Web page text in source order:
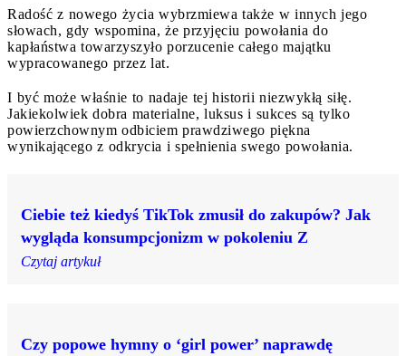
Radość z nowego życia wybrzmiewa także w innych jego
słowach, gdy wspomina, że przyjęciu powołania do
kapłaństwa towarzyszyło porzucenie całego majątku
wypracowanego przez lat.
I być może właśnie to nadaje tej historii niezwykłą siłę.
Jakiekolwiek dobra materialne, luksus i sukces są tylko
powierzchownym odbiciem prawdziwego piękna
wynikającego z odkrycia i spełnienia swego powołania.
Ciebie też kiedyś TikTok zmusił do zakupów? Jak
wygląda konsumpcjonizm w pokoleniu Z
Czytaj artykuł
Czy popowe hymny o ‘girl power’ naprawdę